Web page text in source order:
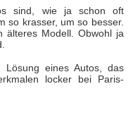
sind, wie ja schon oft
so krasser, um so besser.
älteres Modell. Obwohl ja
Lösung eines Autos, das
locker bei Paris-